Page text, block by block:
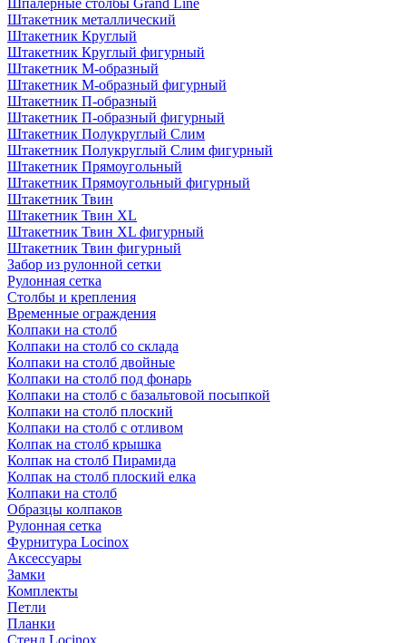
Шпалерные столбы Grand Line
Штакетник металлический
Штакетник Круглый
Штакетник Круглый фигурный
Штакетник М-образный
Штакетник М-образный фигурный
Штакетник П-образный
Штакетник П-образный фигурный
Штакетник Полукруглый Слим
Штакетник Полукруглый Слим фигурный
Штакетник Прямоугольный
Штакетник Прямоугольный фигурный
Штакетник Твин
Штакетник Твин XL
Штакетник Твин XL фигурный
Штакетник Твин фигурный
Забор из рулонной сетки
Рулонная сетка
Столбы и крепления
Временные ограждения
Колпаки на столб
Колпаки на столб со склада
Колпаки на столб двoйные
Колпаки на столб под фонарь
Колпаки на столб с базальтовой посыпкой
Колпаки на столб плоский
Колпаки на столб с отливом
Колпак на столб крышка
Колпак на столб Пирамида
Колпак на столб плоский елка
Колпаки на столб
Образцы колпаков
Рулонная сетка
Фурнитура Locinox
Аксессуары
Замки
Комплекты
Петли
Планки
Стенд Locinox